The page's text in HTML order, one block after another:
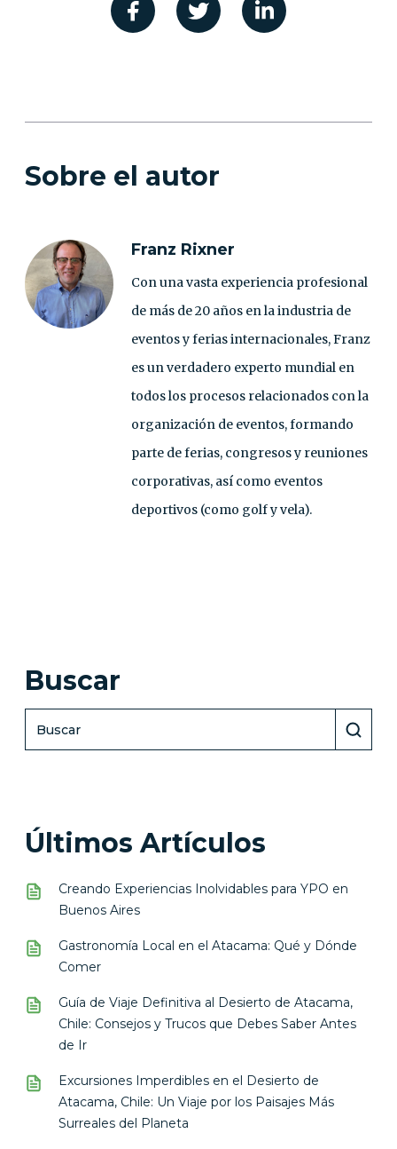
Sobre el autor
Franz Rixner
Con una vasta experiencia profesional
de más de 20 años en la industria de
eventos y ferias internacionales, Franz
es un verdadero experto mundial en
todos los procesos relacionados con la
organización de eventos, formando
parte de ferias, congresos y reuniones
corporativas, así como eventos
deportivos (como golf y vela).
Buscar
Últimos Artículos
Creando Experiencias Inolvidables para YPO en
Buenos Aires
Gastronomía Local en el Atacama: Qué y Dónde
Comer
Guía de Viaje Definitiva al Desierto de Atacama,
Chile: Consejos y Trucos que Debes Saber Antes
de Ir
Excursiones Imperdibles en el Desierto de
Atacama, Chile: Un Viaje por los Paisajes Más
Surreales del Planeta